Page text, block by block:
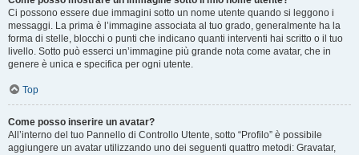
Ci possono essere due immagini sotto un nome utente quando si leggono i
messaggi. La prima è l’immagine associata al tuo grado, generalmente ha la
forma di stelle, blocchi o punti che indicano quanti interventi hai scritto o il tuo
livello. Sotto può esserci un’immagine più grande nota come avatar, che in
genere è unica e specifica per ogni utente.
Top
Come posso inserire un avatar?
All’interno del tuo Pannello di Controllo Utente, sotto “Profilo” è possibile
aggiungere un avatar utilizzando uno dei seguenti quattro metodi: Gravatar,